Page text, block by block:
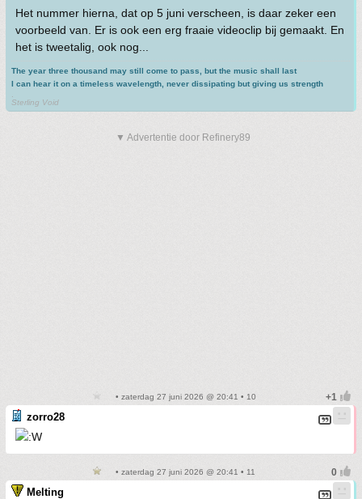
Het nummer hierna, dat op 5 juni verscheen, is daar zeker een
voorbeeld van. Er is ook een erg fraaie videoclip bij gemaakt. En
het is tweetalig, ook nog...
The year three thousand may still come to pass, but the music shall last
I can hear it on a timeless wavelength, never dissipating but giving us strength
Sterling Void
▼ Advertentie door Refinery89
• zaterdag 27 juni 2026 @ 20:41 • 10
zorro28
• zaterdag 27 juni 2026 @ 20:41 • 11
Melting